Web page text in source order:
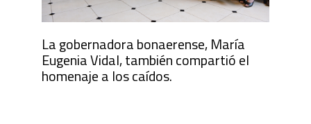
La gobernadora bonaerense, María
Eugenia Vidal, también compartió el
homenaje a los caídos.